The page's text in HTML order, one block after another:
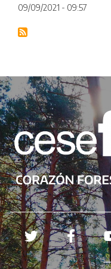
09/09/2021 - 09:57
Redes sociales